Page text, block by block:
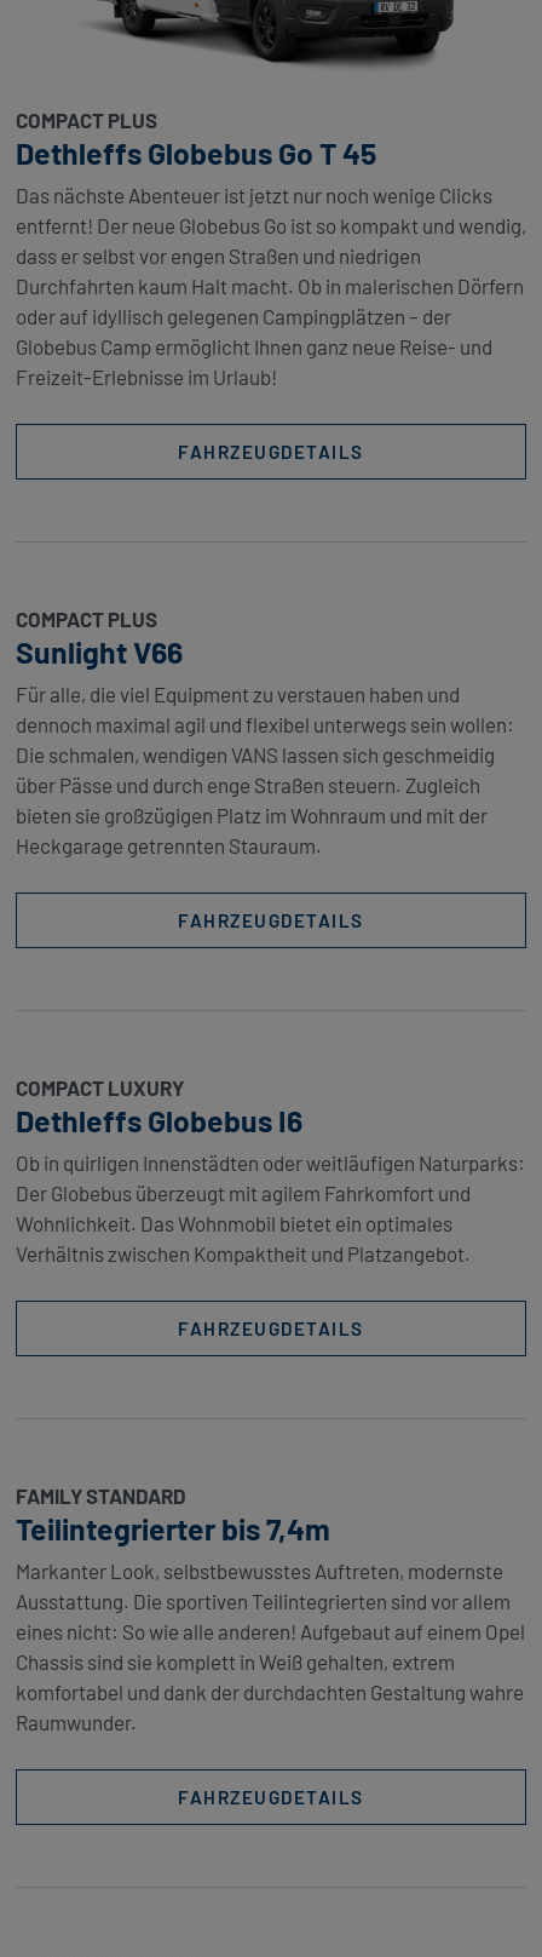
COMPACT PLUS
Dethleffs Globebus Go T 45
Das nächste Abenteuer ist jetzt nur noch wenige Clicks
entfernt! Der neue Globebus Go ist so kompakt und wendig,
dass er selbst vor engen Straßen und niedrigen
Durchfahrten kaum Halt macht. Ob in malerischen Dörfern
oder auf idyllisch gelegenen Campingplätzen – der
Globebus Camp ermöglicht Ihnen ganz neue Reise- und
Freizeit-Erlebnisse im Urlaub!
FAHRZEUGDETAILS
COMPACT PLUS
Sunlight V66
Für alle, die viel Equipment zu verstauen haben und
dennoch maximal agil und flexibel unterwegs sein wollen:
Die schmalen, wendigen VANS lassen sich geschmeidig
über Pässe und durch enge Straßen steuern. Zugleich
bieten sie großzügigen Platz im Wohnraum und mit der
Heckgarage getrennten Stauraum.
FAHRZEUGDETAILS
COMPACT LUXURY
Dethleffs Globebus I6
Ob in quirligen Innenstädten oder weitläufigen Naturparks:
Der Globebus überzeugt mit agilem Fahrkomfort und
Wohnlichkeit. Das Wohnmobil bietet ein optimales
Verhältnis zwischen Kompaktheit und Platzangebot.
FAHRZEUGDETAILS
FAMILY STANDARD
Teilintegrierter bis 7,4m
Markanter Look, selbstbewusstes Auftreten, modernste
Ausstattung. Die sportiven Teilintegrierten sind vor allem
eines nicht: So wie alle anderen! Aufgebaut auf einem Opel
Chassis sind sie komplett in Weiß gehalten, extrem
komfortabel und dank der durchdachten Gestaltung wahre
Raumwunder.
FAHRZEUGDETAILS